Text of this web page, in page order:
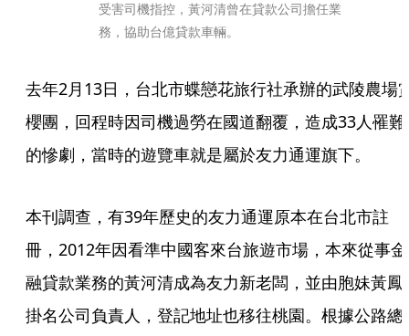
受害司機指控，黃河清曾在貸款公司擔任業
務，協助台億貸款車輛。
去年2月13日，台北市蝶戀花旅行社承辦的武陵農場
櫻團，回程時因司機過勞在國道翻覆，造成33人罹難
的慘劇，當時的遊覽車就是屬於友力通運旗下。
本刊調查，有39年歷史的友力通運原本在台北市註
冊，2012年因看準中國客來台旅遊市場，本來從事金
融貸款業務的黃河清成為友力新老闆，並由胞妹黃鳳
掛名公司負責人，登記地址也移往桃園。根據公路總